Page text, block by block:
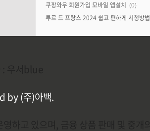
쿠팡와우 회원가입 모바일 앱설치 (0)
투르 드 프랑스 2024 쉽고 편하게 시청방법
by (주)아백.